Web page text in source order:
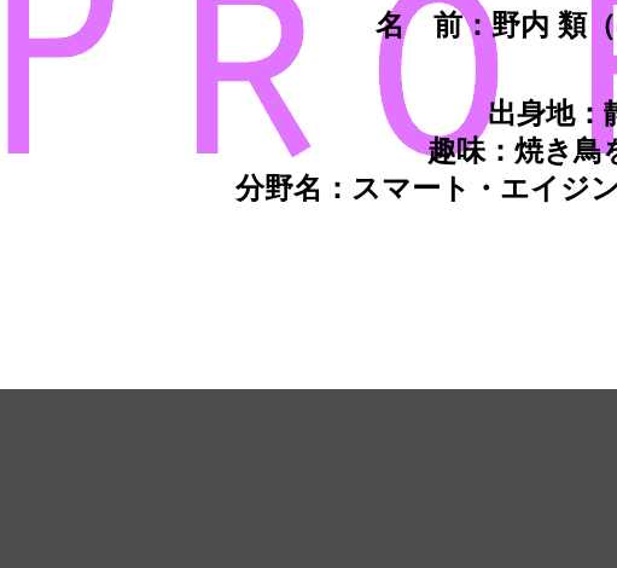
名 前：野内 類（
出身地：
趣味：焼き鳥
分野名：スマート・エイジ